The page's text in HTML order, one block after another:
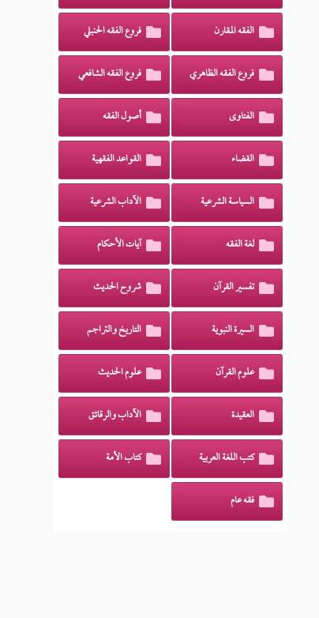
الفقه المقارن فروع الفقه الحنبلي
فروع الفقه الظاهري فروع الفقه الشافعي
الفتاوى أصول الفقه
القضاء القواعد الفقهية
السياسة الشرعية الآداب الشرعية
لغة الفقه آيات الأحكام
تفسير القرآن شروح الحديث
السيرة النبوية التاريخ والتراجم
علوم القرآن علوم الحديث
العقيدة الآداب والرقائق
كتب اللغة العربية كتاب الأمة
فقه عام